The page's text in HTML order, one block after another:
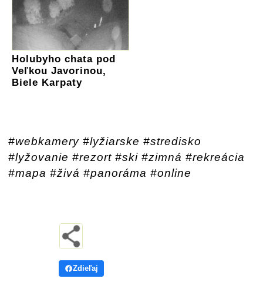
Holubyho chata pod
Veľkou Javorinou,
Biele Karpaty
#webkamery #lyžiarske #stredisko
#lyžovanie #rezort #ski #zimná #rekreácia
#mapa #živá #panoráma #online
Zdieľaj